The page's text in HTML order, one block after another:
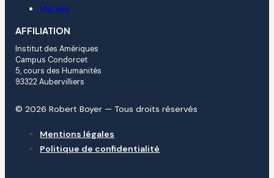
Médias
AFFILIATION
Institut des Amériques
Campus Condorcet
5, cours des Humanités
93322 Aubervilliers
© 2026 Robert Boyer — Tous droits réservés
Mentions légales
Politique de confidentialité